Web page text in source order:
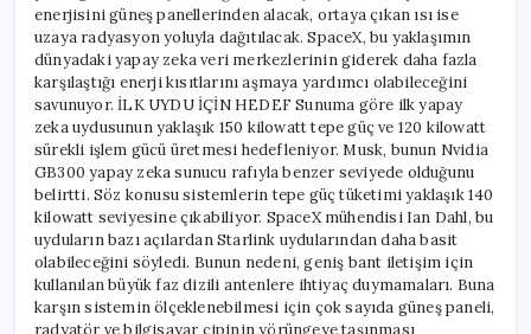
enerjisini güneş panellerinden alacak, ortaya çıkan ısı ise
uzaya radyasyon yoluyla dağıtılacak. SpaceX, bu yaklaşımın
dünyadaki yapay zeka veri merkezlerinin giderek daha fazla
karşılaştığı enerji kısıtlarını aşmaya yardımcı olabileceğini
savunuyor. İLK UYDU İÇİN HEDEF Sunuma göre ilk yapay
zeka uydusunun yaklaşık 150 kilowatt tepe güç ve 120 kilowatt
sürekli işlem gücü üretmesi hedefleniyor. Musk, bunun Nvidia
GB300 yapay zeka sunucu rafıyla benzer seviyede olduğunu
belirtti. Söz konusu sistemlerin tepe güç tüketimi yaklaşık 140
kilowatt seviyesine çıkabiliyor. SpaceX mühendisi Ian Dahl, bu
uyduların bazı açılardan Starlink uydularından daha basit
olabileceğini söyledi. Bunun nedeni, geniş bant iletişim için
kullanılan büyük faz dizili antenlere ihtiyaç duymamaları. Buna
karşın sistemin ölçeklenebilmesi için çok sayıda güneş paneli,
radyatör ve bilgisayar çipinin yörüngeye taşınması